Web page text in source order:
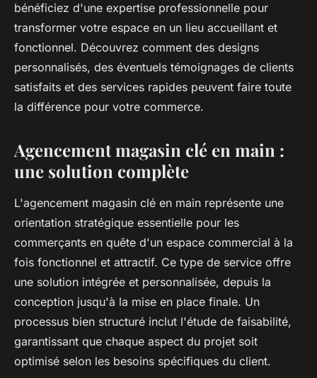
bénéficiez d'une expertise professionnelle pour
transformer votre espace en un lieu accueillant et
fonctionnel. Découvrez comment des designs
personnalisés, des éventuels témoignages de clients
satisfaits et des services rapides peuvent faire toute
la différence pour votre commerce.
Agencement magasin clé en main :
une solution complète
L'agencement magasin clé en main représente une
orientation stratégique essentielle pour les
commerçants en quête d'un espace commercial à la
fois fonctionnel et attractif. Ce type de service offre
une solution intégrée et personnalisée, depuis la
conception jusqu'à la mise en place finale. Un
processus bien structuré inclut l'étude de faisabilité,
garantissant que chaque aspect du projet soit
optimisé selon les besoins spécifiques du client.